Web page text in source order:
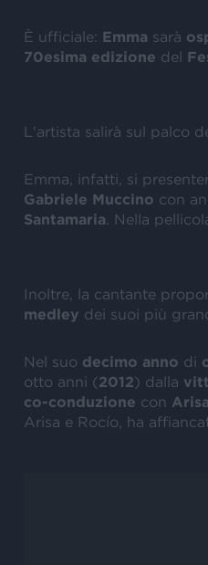
È ufficiale: Emma sarà
70esima edizione del
L'artista salirà sul palco
Emma, infatti, si
Gabriele Muccino con
Santamaria . Nella
Inoltre, la cantante
medley dei suoi più
Nel suo decimo anno di
otto anni (2012) dalla
co-conduzione con Arisa
Arisa e Rocío, ha